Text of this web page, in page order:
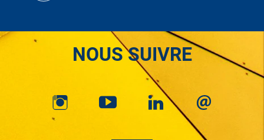
NOUS SUIVRE